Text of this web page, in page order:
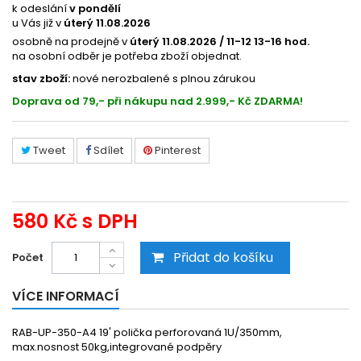
k odeslánív pondělí
u Vás již v úterý 11.08.2026
osobně na prodejně v úterý 11.08.2026 / 11-12 13-16 hod.
na osobní odběr je potřeba zboží objednat.
stav zboží:nové nerozbalené s plnou zárukou
Doprava od 79,- při nákupu nad 2.999,- Kč ZDARMA!
Tweet Sdílet Pinterest
580 Kčs DPH
Počet Přidat do košíku
VÍCE INFORMACÍ
RAB-UP-350-A4 19' polička perforovaná 1U/350mm,
max.nosnost 50kg,integrované podpěry